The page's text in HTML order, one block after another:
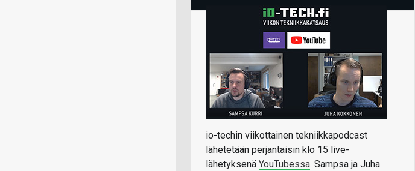
io-techin viikottainen tekniikkapodcast
lähetetään perjantaisin klo 15 live-
lähetyksenä YouTubessa. Sampsa ja Juha